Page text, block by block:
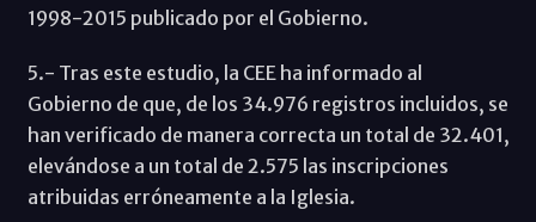
1998-2015 publicado por el Gobierno.
5.- Tras este estudio, la CEE ha informado al
Gobierno de que, de los 34.976 registros incluidos, se
han verificado de manera correcta un total de 32.401,
elevándose a un total de 2.575 las inscripciones
atribuidas erróneamente a la Iglesia.